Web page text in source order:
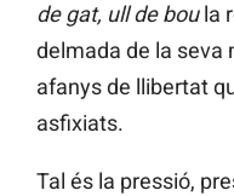
de gat, ull de boula
delmada de la seva
afanys de llibertat
asfixiats.
Tal és la pressió,